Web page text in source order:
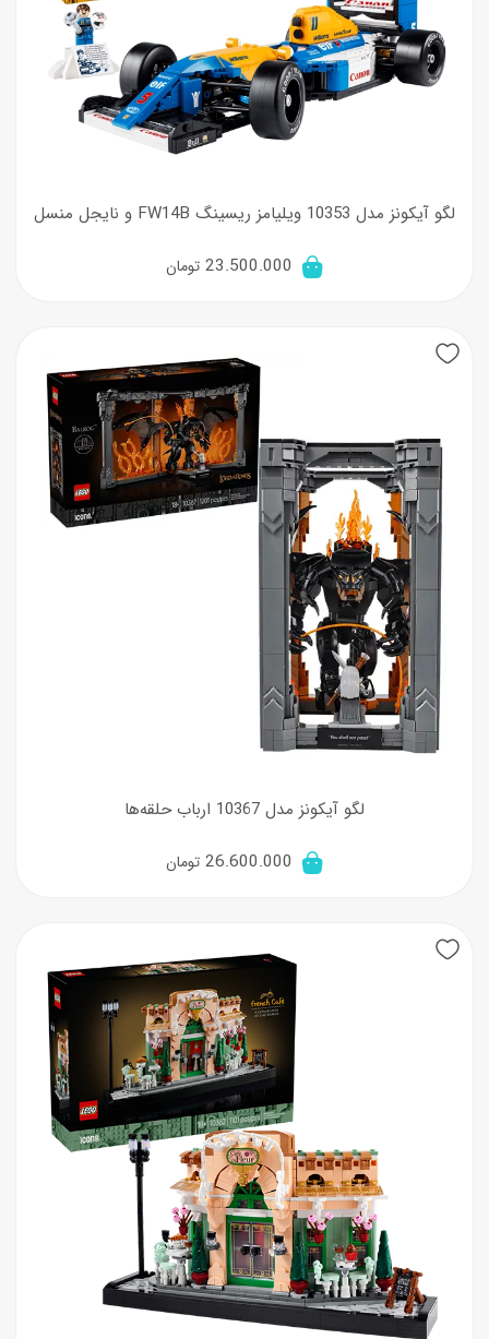
لگو آیکونز مدل 10353 ویلیامز ریسینگ FW14B و نایجل منسل
23.500.000 تومان
لگو آیکونز مدل 10367 ارباب حلقه‌ها
26.600.000 تومان